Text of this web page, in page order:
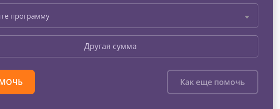
программу
Другая сумма
Как еще помочь